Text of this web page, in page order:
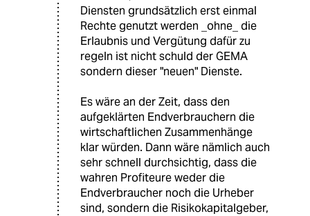
Diensten grundsätzlich erst einmal
Rechte genutzt werden _ohne_ die
Erlaubnis und Vergütung dafür zu
regeln ist nicht schuld der GEMA
sondern dieser "neuen" Dienste.
Es wäre an der Zeit, dass den
aufgeklärten Endverbrauchern die
wirtschaftlichen Zusammenhänge
klar würden. Dann wäre nämlich auch
sehr schnell durchsichtig, dass die
wahren Profiteure weder die
Endverbraucher noch die Urheber
sind, sondern die Risikokapitalgeber,